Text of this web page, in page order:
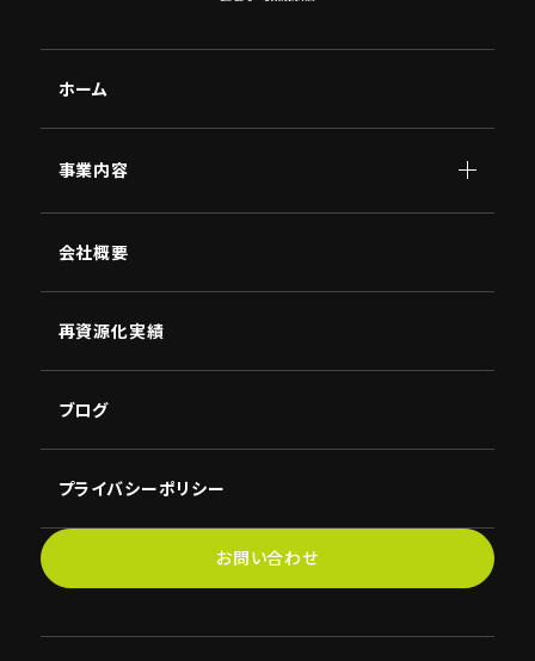
ホーム
事業内容
顧問
NBC
会社概要
再資源化実績
ブログ
プライバシーポリシー
お問い合わせ